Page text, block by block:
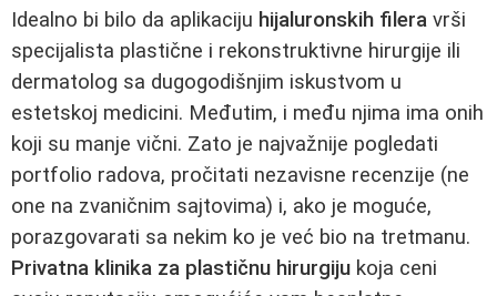
Idealno bi bilo da aplikaciju hijaluronskih filera vrši
specijalista plastične i rekonstruktivne hirurgije ili
dermatolog sa dugogodišnjim iskustvom u
estetskoj medicini. Međutim, i među njima ima onih
koji su manje vični. Zato je najvažnije pogledati
portfolio radova, pročitati nezavisne recenzije (ne
one na zvaničnim sajtovima) i, ako je moguće,
porazgovarati sa nekim ko je već bio na tretmanu.
Privatna klinika za plastičnu hirurgiju koja ceni